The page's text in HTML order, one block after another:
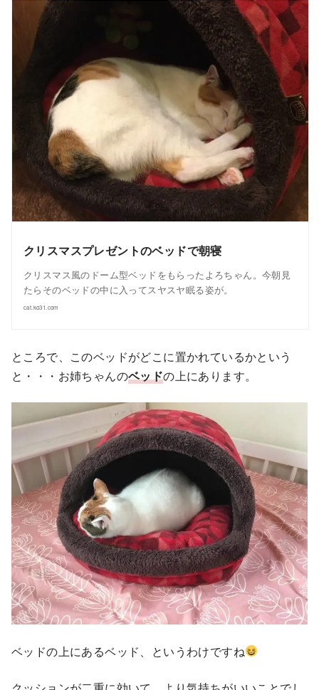
クリスマスプレゼントのベッドで朝寝
クリスマス風のドーム型ベッドをもらったよろちゃん。今朝見
たらそのベッドの中に入ってスヤスヤ眠る姿が。
cat.ko31.com
ところで、このベッドがどこに置かれているかという
と・・・お姉ちゃんのベッドの上にあります。
ベッドの上にあるベッド、というわけですね